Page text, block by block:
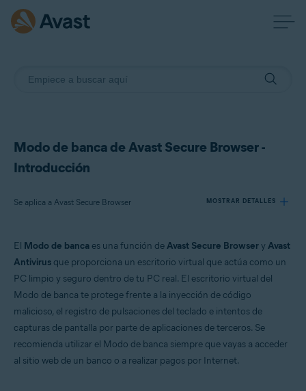
Modo de banca de Avast Secure Browser -
Introducción
Se aplica a Avast Secure Browser MOSTRAR DETALLES
Sistemas operativos:
El Modo de banca es una función deAvast Secure Browsery Avast
Antivirus que proporciona un escritorio virtual que actúa como un
PC limpio y seguro dentro de tu PC real. El escritorio virtual del
Modo de banca te protege frente a la inyección de código
malicioso, el registro de pulsaciones del teclado e intentos de
capturas de pantalla por parte de aplicaciones de terceros. Se
recomienda utilizar el Modo de banca siempre que vayas a acceder
al sitio web de un banco o a realizar pagos por Internet.